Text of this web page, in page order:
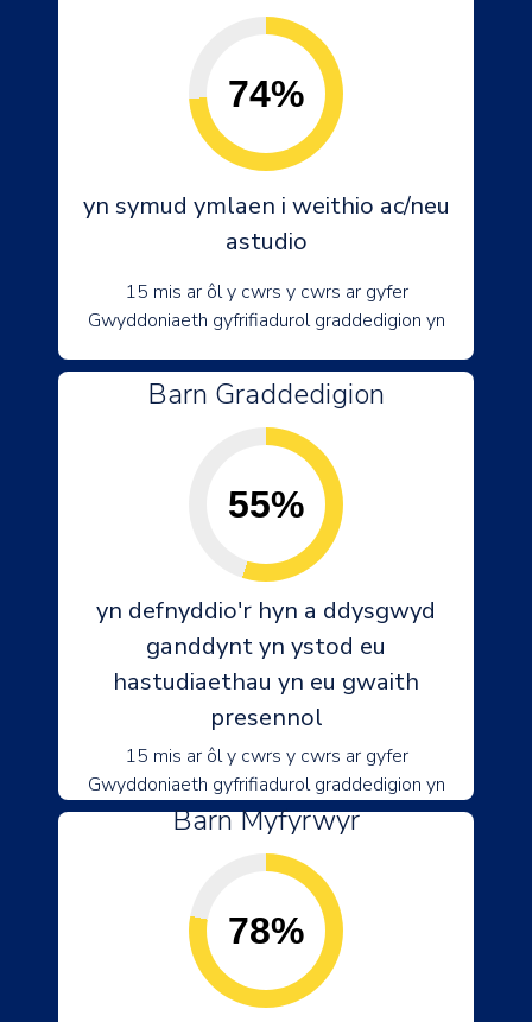
74%
yn symud ymlaen i weithio ac/neu
astudio
15 mis ar ôl y cwrs y cwrs ar gyfer
Gwyddoniaeth gyfrifiadurol graddedigion yn
Barn Graddedigion
55%
yn defnyddio'r hyn a ddysgwyd
ganddynt yn ystod eu
hastudiaethau yn eu gwaith
presennol
15 mis ar ôl y cwrs y cwrs ar gyfer
Gwyddoniaeth gyfrifiadurol graddedigion yn
Barn Myfyrwyr
78%